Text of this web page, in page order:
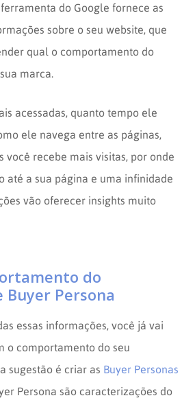
do Google fornece as
sobre o seu website, que
qual o comportamento do
marca.
acessadas, quanto tempo ele
ele navega entre as páginas,
você recebe mais visitas, por onde
até a sua página e uma infinidade
vão oferecer insights muito
do
Buyer Persona
essas informações, você já vai
o comportamento do seu
sugestão é criar as Buyer Personas
Persona são caracterizações do